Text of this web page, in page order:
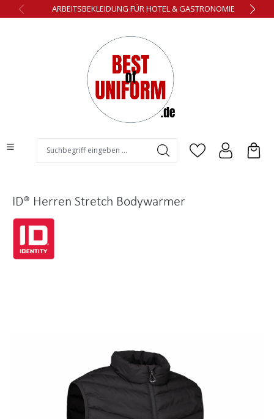
springenARBEITSBEKLEIDUNG FÜR HOTEL & GASTRONOMIE
ID® Herren Stretch Bodywarmer